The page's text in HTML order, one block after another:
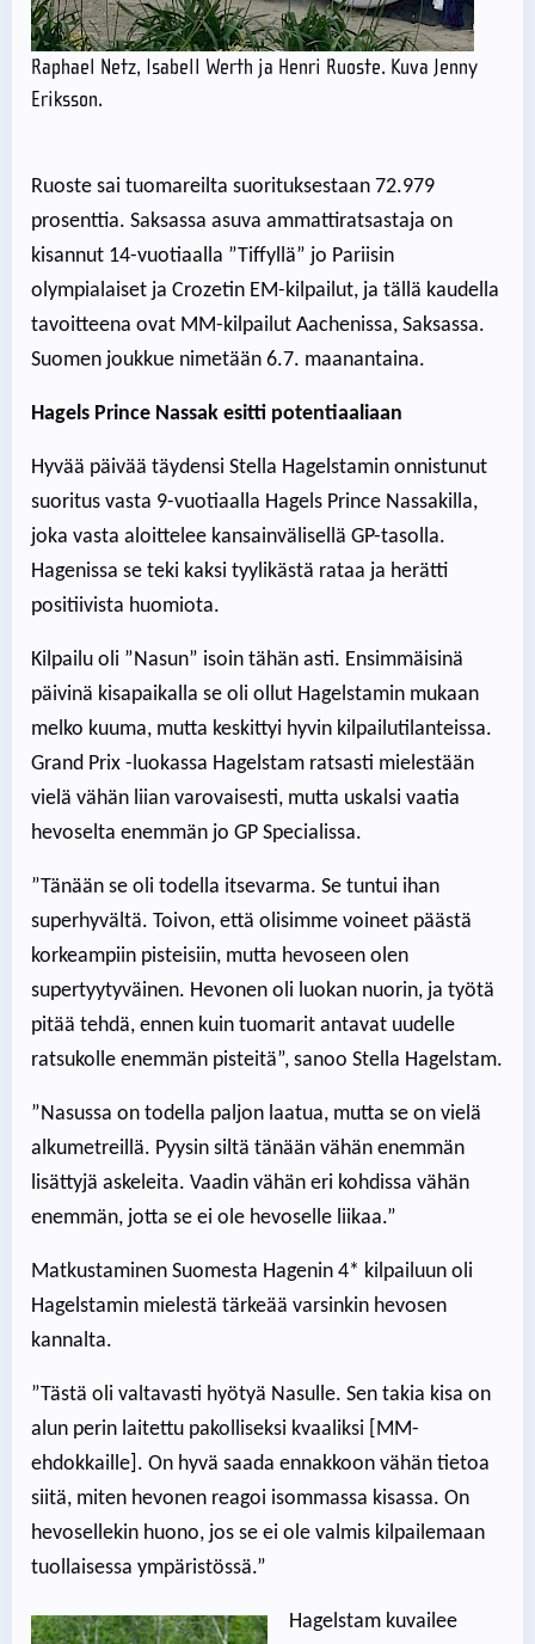
Raphael Netz, Isabell Werth ja Henri Ruoste. Kuva Jenny
Eriksson.
Ruoste sai tuomareilta suorituksestaan 72.979
prosenttia. Saksassa asuva ammattiratsastaja on
kisannut 14-vuotiaalla ”Tiffyllä” jo Pariisin
olympialaiset ja Crozetin EM-kilpailut, ja tällä kaudella
tavoitteena ovat MM-kilpailut Aachenissa, Saksassa.
Suomen joukkue nimetään 6.7. maanantaina.
Hagels Prince Nassak esitti potentiaaliaan
Hyvää päivää täydensi Stella Hagelstamin onnistunut
suoritus vasta 9-vuotiaalla Hagels Prince Nassakilla,
joka vasta aloittelee kansainvälisellä GP-tasolla.
Hagenissa se teki kaksi tyylikästä rataa ja herätti
positiivista huomiota.
Kilpailu oli ”Nasun” isoin tähän asti. Ensimmäisinä
päivinä kisapaikalla se oli ollut Hagelstamin mukaan
melko kuuma, mutta keskittyi hyvin kilpailutilanteissa.
Grand Prix -luokassa Hagelstam ratsasti mielestään
vielä vähän liian varovaisesti, mutta uskalsi vaatia
hevoselta enemmän jo GP Specialissa.
”Tänään se oli todella itsevarma. Se tuntui ihan
superhyvältä. Toivon, että olisimme voineet päästä
korkeampiin pisteisiin, mutta hevoseen olen
supertyytyväinen. Hevonen oli luokan nuorin, ja työtä
pitää tehdä, ennen kuin tuomarit antavat uudelle
ratsukolle enemmän pisteitä”, sanoo Stella Hagelstam.
”Nasussa on todella paljon laatua, mutta se on vielä
alkumetreillä. Pyysin siltä tänään vähän enemmän
lisättyjä askeleita. Vaadin vähän eri kohdissa vähän
enemmän, jotta se ei ole hevoselle liikaa.”
Matkustaminen Suomesta Hagenin 4* kilpailuun oli
Hagelstamin mielestä tärkeää varsinkin hevosen
kannalta.
”Tästä oli valtavasti hyötyä Nasulle. Sen takia kisa on
alun perin laitettu pakolliseksi kvaaliksi [MM-
ehdokkaille]. On hyvä saada ennakkoon vähän tietoa
siitä, miten hevonen reagoi isommassa kisassa. On
hevosellekin huono, jos se ei ole valmis kilpailemaan
tuollaisessa ympäristössä.”
Hagelstam kuvailee